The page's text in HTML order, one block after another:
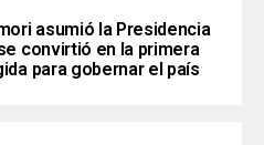
asumió la Presidencia
convirtió en la primera
para gobernar el país